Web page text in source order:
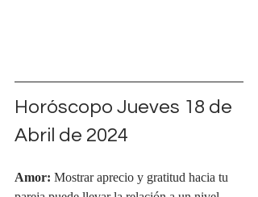
Horóscopo Jueves 18 de
Abril de 2024
Amor: Mostrar aprecio y gratitud hacia tu